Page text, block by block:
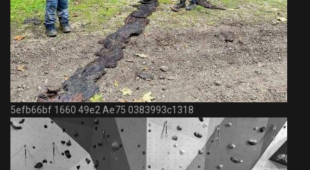
5efb66bf 1660 49e2 Ae75 0383993c1318